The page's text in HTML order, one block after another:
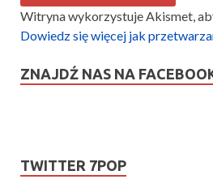
Witryna wykorzystuje Akismet,
Dowiedz się więcej jak
ZNAJDŹ NAS NA
TWITTER 7POP